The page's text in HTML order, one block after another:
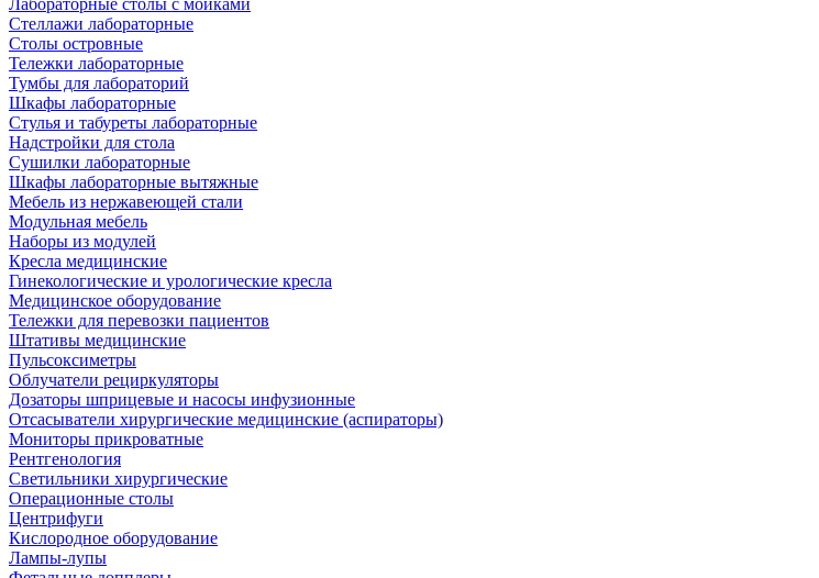
Лабораторные столы с мойками
Стеллажи лабораторные
Столы островные
Тележки лабораторные
Тумбы для лабораторий
Шкафы лабораторные
Стулья и табуреты лабораторные
Надстройки для стола
Сушилки лабораторные
Шкафы лабораторные вытяжные
Мебель из нержавеющей стали
Модульная мебель
Наборы из модулей
Кресла медицинские
Гинекологические и урологические кресла
Медицинское оборудование
Тележки для перевозки пациентов
Штативы медицинские
Пульсоксиметры
Облучатели рециркуляторы
Дозаторы шприцевые и насосы инфузионные
Отсасыватели хирургические медицинские (аспираторы)
Мониторы прикроватные
Рентгенология
Светильники хирургические
Операционные столы
Центрифуги
Кислородное оборудование
Лампы-лупы